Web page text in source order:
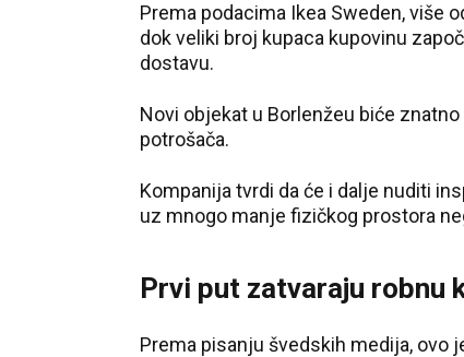
Prema podacima Ikea Sweden, više
dok veliki broj kupaca kupovinu
dostavu.
Novi objekat u Borlenžeu biće
potrošača.
Kompanija tvrdi da će i dalje nuditi
uz mnogo manje fizičkog prostora
Prvi put zatvaraju robnu
Prema pisanju švedskih medija, ovo